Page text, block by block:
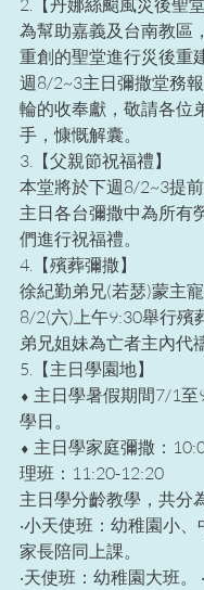
2.【丹娜絲颱風災後聖堂
為幫助嘉義及台南教區
重創的聖堂進行災後重
週8/2~3主日彌撒堂務
輪的收奉獻，敬請各位
手，慷慨解囊。
3.【父親節祝福禮】
本堂將於下週8/2~3提
主日各台彌撒中為所有
們進行祝福禮。
4.【殯葬彌撒】
徐紀勤弟兄(若瑟)蒙主
8/2(六)上午9:30舉行殯
弟兄姐妹為亡者主內代
5.【主日學園地】
⬧ 主日學暑假期間7/1
學日。
⬧ 主日學家庭彌撒：
理班：11:20-12:20
主日學分齡教學，共分
‧小天使班：幼稚園小
家長陪同上課。
‧天使班：幼稚園大班。